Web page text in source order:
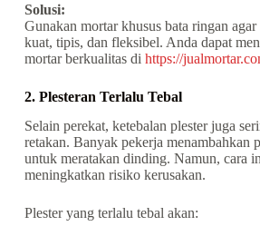
Solusi:
Gunakan mortar khusus bata ringan
kuat, tipis, dan fleksibel. Anda dapat
mortar berkualitas di https://
2. Plesteran Terlalu Tebal
Selain perekat, ketebalan plester juga
retakan. Banyak pekerja menambahkan
untuk meratakan dinding. Namun, cara
meningkatkan risiko kerusakan.
Plester yang terlalu tebal akan: